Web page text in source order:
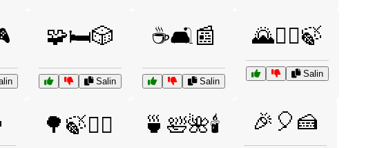
🧩🛏️🎲
Salin
☕🛋️📰
Salin
🌄🚶‍♂️🍃
Salin
🌳🍃🧘‍♂️ 🍵🛀🌺🕯️ 🎉🎈🍰